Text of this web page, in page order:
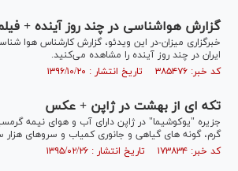
گزارش هواشناسی در چند روز آینده +
خبرگزاری میزان-در این ویدئو، گزارش کارشناس هوا
ایران در چند روز آینده را مشاهده می‌کنید.
کد خبر: ۳۸۵۴۷۶ تاریخ انتشار : ۱۳۹۶/۱۰/۲۰
تکه ای از بهشت در ژاپن + عکس
جزیره "یوکوشیما" در ژاپن دارای آب و هوای نیمه
گرم، گونه های گیاهی و جانوری کمیاب و سروهای هزار
کد خبر: ۱۷۳۸۳۴ تاریخ انتشار : ۱۳۹۵/۰۲/۲۶